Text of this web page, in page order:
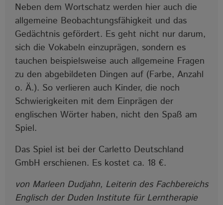
Neben dem Wortschatz werden hier auch die
allgemeine Beobachtungsfähigkeit und das
Gedächtnis gefördert. Es geht nicht nur darum,
sich die Vokabeln einzuprägen, sondern es
tauchen beispielsweise auch allgemeine Fragen
zu den abgebildeten Dingen auf (Farbe, Anzahl
o. Ä.). So verlieren auch Kinder, die noch
Schwierigkeiten mit dem Einprägen der
englischen Wörter haben, nicht den Spaß am
Spiel.
Das Spiel ist bei der Carletto Deutschland
GmbH erschienen. Es kostet ca. 18 €.
von Marleen Dudjahn, Leiterin des Fachbereichs
Englisch der Duden Institute für Lerntherapie